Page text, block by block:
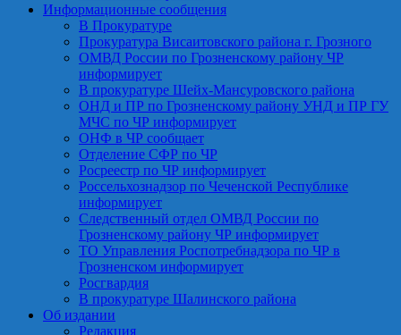
Информационные сообщения
В Прокуратуре
Прокуратура Висаитовского района г. Грозного
ОМВД России по Грозненскому району ЧР
информирует
В прокуратуре Шейх-Мансуровского района
ОНД и ПР по Грозненскому району УНД и ПР ГУ
МЧС по ЧР информирует
ОНФ в ЧР сообщает
Отделение СФР по ЧР
Росреестр по ЧР информирует
Россельхознадзор по Чеченской Республике
информирует
Следственный отдел ОМВД России по
Грозненскому району ЧР информирует
ТО Управления Роспотребнадзора по ЧР в
Грозненском информирует
Росгвардия
В прокуратуре Шалинского района
Об издании
Редакция